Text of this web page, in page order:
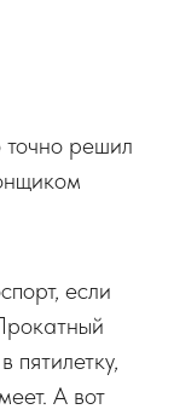
точно решил
если
пятилетку,
А вот